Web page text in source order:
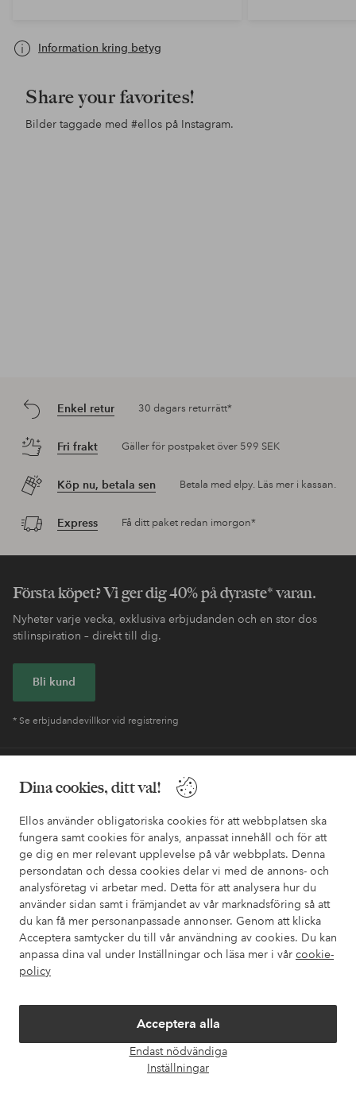
Dina cookies, ditt val!
Ellos använder obligatoriska cookies för att webbplatsen ska
fungera samt cookies för analys, anpassat innehåll och för att
ge dig en mer relevant upplevelse på vår webbplats. Denna
persondatan och dessa cookies delar vi med de annons- och
analysföretag vi arbetar med. Detta för att analysera hur du
använder sidan samt i främjandet av vår marknadsföring så att
du kan få mer personanpassade annonser. Genom att klicka
Acceptera samtycker du till vår användning av cookies. Du kan
anpassa dina val under Inställningar och läsa mer i vår cookie-
policy
Acceptera alla
Endast nödvändiga
Inställningar
Information kring betyg
Share your favorites!
Bilder taggade med #ellos på Instagram.
Enkel retur 30 dagars returrätt*
Fri frakt Gäller för postpaket över 599 SEK
Köp nu, betala sen Betala med elpy. Läs mer i kassan.
Express Få ditt paket redan imorgon*
Första köpet? Vi ger dig 40% på dyraste* varan.
Nyheter varje vecka, exklusiva erbjudanden och en stor dos
stilinspiration – direkt till dig.
Bli kund
* Se erbjudandevillkor vid registrering
också information om hur du enklast kontaktar oss.
Kundservice Beställning Betalsätt
Mina sidor
Om Ellos